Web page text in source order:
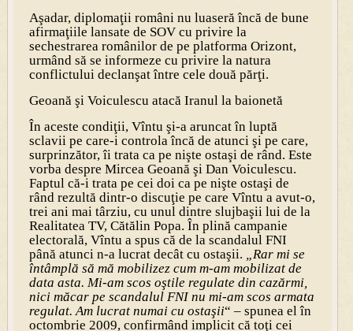
Aşadar, diplomaţii români nu luaseră încă de bune
afirmaţiile lansate de SOV cu privire la
sechestrarea românilor de pe platforma Orizont,
urmând să se informeze cu privire la natura
conflictului declanşat între cele două părţi.
Geoană şi Voiculescu atacă Iranul la baionetă
În aceste condiţii, Vîntu şi-a aruncat în luptă
sclavii pe care-i controla încă de atunci şi pe care,
surprinzător, îi trata ca pe nişte ostaşi de rând. Este
vorba despre Mircea Geoană şi Dan Voiculescu.
Faptul că-i trata pe cei doi ca pe nişte ostaşi de
rând rezultă dintr-o discuţie pe care Vîntu a avut-o,
trei ani mai târziu, cu unul dintre slujbaşii lui de la
Realitatea TV, Cătălin Popa. În plină campanie
electorală, Vîntu a spus că de la scandalul FNI
până atunci n-a lucrat decât cu ostaşii. „Rar mi se
întâmplă să mă mobilizez cum m-am mobilizat de
data asta. Mi-am scos oştile regulate din cazărmi,
nici măcar pe scandalul FNI nu mi-am scos armata
regulat. Am lucrat numai cu ostaşii“ – spunea el în
octombrie 2009, confirmând implicit că toţi cei